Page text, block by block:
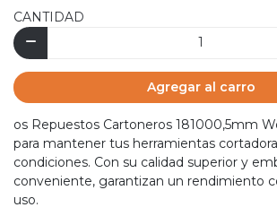
CANTIDAD
Agregar al carro
os Repuestos Cartoneros 181000,5mm
para mantener tus herramientas
condiciones. Con su calidad superior y
conveniente, garantizan un rendimiento
uso.